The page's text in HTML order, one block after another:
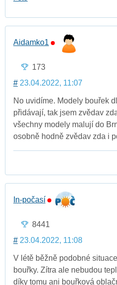
Aidamko1
173
# 23.04.2022, 11:07
No uvidíme. Modely bouřek
přidávají, tak jsem zvědav
všechny modely malují do
osobně hodně zvědav zda i
In-počasí
8441
# 23.04.2022, 11:08
V létě běžně podobné
bouřky. Zítra ale nebudou
díky tomu ani bouřková